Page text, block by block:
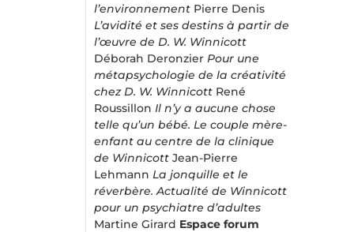
l’environnementPierre Denis
L’avidité et ses destins à partir de
l’œuvre de D. W. Winnicott
Déborah Deronzier Pour une
métapsychologie de la créativité
chez D. W. WinnicottRené
Roussillon Il n’y a aucune chose
telle qu’un bébé. Le couple mère-
enfant au centre de la clinique
de WinnicottJean-Pierre
Lehmann La jonquille et le
réverbère. Actualité de Winnicott
pour un psychiatre d’adultes
Martine Girard Espace forum